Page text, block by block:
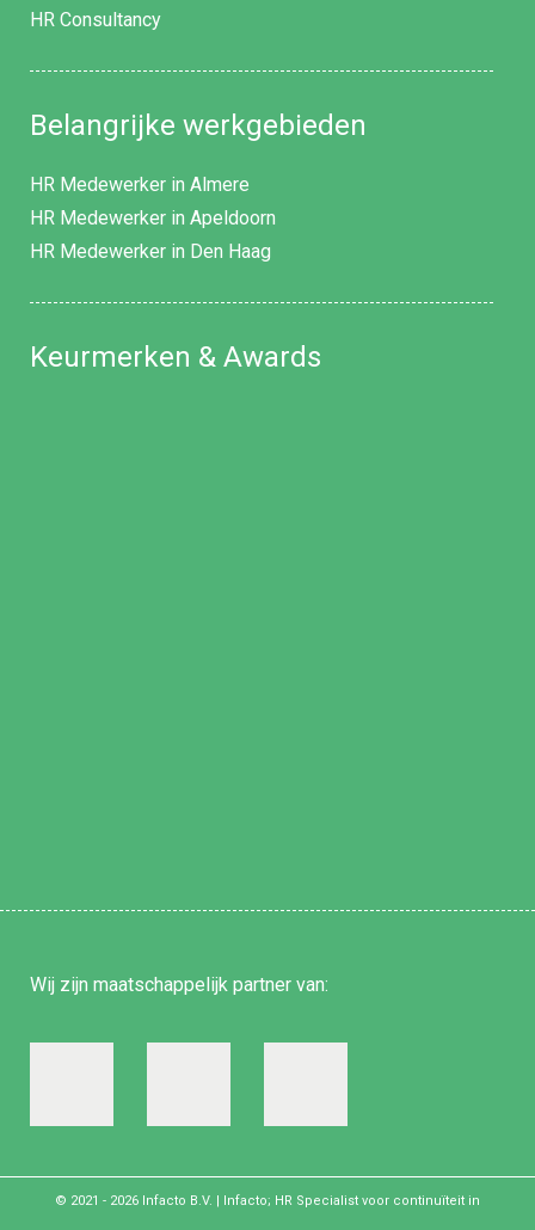
HR Consultancy
Belangrijke werkgebieden
HR Medewerker in Almere
HR Medewerker in Apeldoorn
HR Medewerker in Den Haag
Keurmerken & Awards
Wij zijn maatschappelijk partner van:
© 2021 - 2026 Infacto B.V. | Infacto; HR Specialist voor continuïteit in